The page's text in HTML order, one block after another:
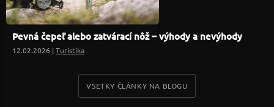
Pevná čepeľ alebo zatvárací nôž – výhody a nevýhody
12.02.2026 |Turistika
VSETKY ČLÁNKY NA BLOGU